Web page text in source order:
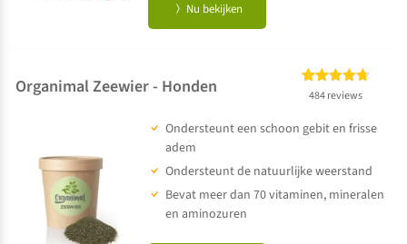
Nu bekijken
Organimal Zeewier - Honden
Gewaardeerd
gebaseerd
484
484 reviews
Ondersteunt een schoon gebit en frisse
adem
Ondersteunt de natuurlijke weerstand
Bevat meer dan 70 vitaminen, mineralen
en aminozuren